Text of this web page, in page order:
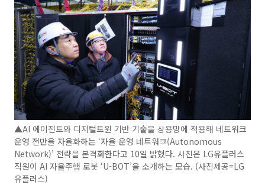
▲AI 에이전트와 디지털트윈 기반 기술을 상용망에 적용해 네트워크
운영 전반을 자율화하는 ‘자율 운영 네트워크(Autonomous
Network)’ 전략을 본격화한다고 10일 밝혔다. 사진은 LG유플러스
직원이 AI 자율주행 로봇 ‘U-BOT’을 소개하는 모습. (사진제공=LG
유플러스)